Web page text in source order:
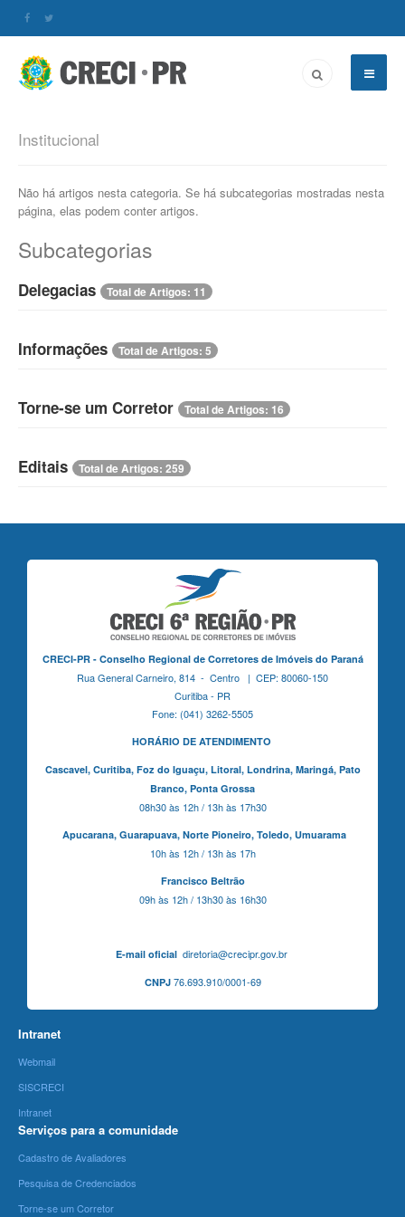
Institucional
Não há artigos nesta categoria. Se há subcategorias mostradas nesta
página, elas podem conter artigos.
Subcategorias
Delegacias Total de Artigos: 11
Informações Total de Artigos: 5
Torne-se um Corretor Total de Artigos: 16
Editais Total de Artigos: 259
CRECI-PR - Conselho Regional de Corretores de Imóveis do Paraná
Rua General Carneiro, 814 - Centro | CEP: 80060-150
Curitiba - PR
Fone: (041) 3262-5505
HORÁRIO DE ATENDIMENTO
Cascavel, Curitiba,Foz do Iguaçu, Litoral, Londrina, Maringá, Pato
Branco, Ponta Grossa
08h30 às 12h / 13h às 17h30
Apucarana, Guarapuava, Norte Pioneiro, Toledo, Umuarama
10h às 12h / 13h às 17h
Francisco Beltrão
09h às 12h / 13h30 às 16h30
E-mail oficialdiretoria@crecipr.gov.br
CNPJ76.693.910/0001-69
Intranet
Webmail
SISCRECI
Intranet
Serviços para a comunidade
Cadastro de Avaliadores
Pesquisa de Credenciados
Torne-se um Corretor